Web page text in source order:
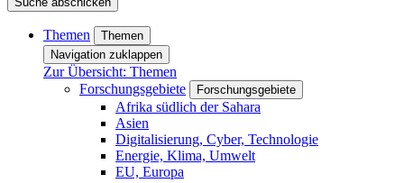
Themen
Themen
Navigation zuklappen
Zur Übersicht: Themen
Forschungsgebiete
Forschungsgebiete
Afrika südlich der Sahara
Asien
Digitalisierung, Cyber, Technologie
Energie, Klima, Umwelt
EU, Europa